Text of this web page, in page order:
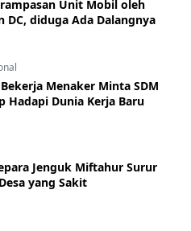
Unit Mobil oleh
DC, diduga Ada Dalangnya
Menaker Minta SDM
Hadapi Dunia Kerja Baru
Jenguk Miftahur Surur
yang Sakit